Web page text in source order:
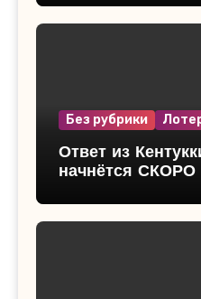
Без рубрики
Ответ из
начнётся СКОРО